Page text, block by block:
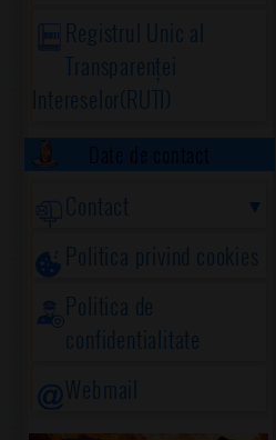
Registrul Unic al
Transparenței
Intereselor(RUTI)
Date de contact
Contact
Politica privind cookies
Politica de
confidentialitate
Webmail